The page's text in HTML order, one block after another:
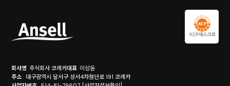
회사명 주식회사 코레카대표 이상윤
주소 대구광역시 달서구 성서4차첨단로 191 코레카